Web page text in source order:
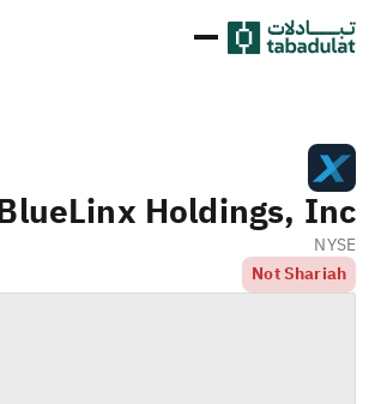
Holdings, Inc.
NYSE
Not Shariah